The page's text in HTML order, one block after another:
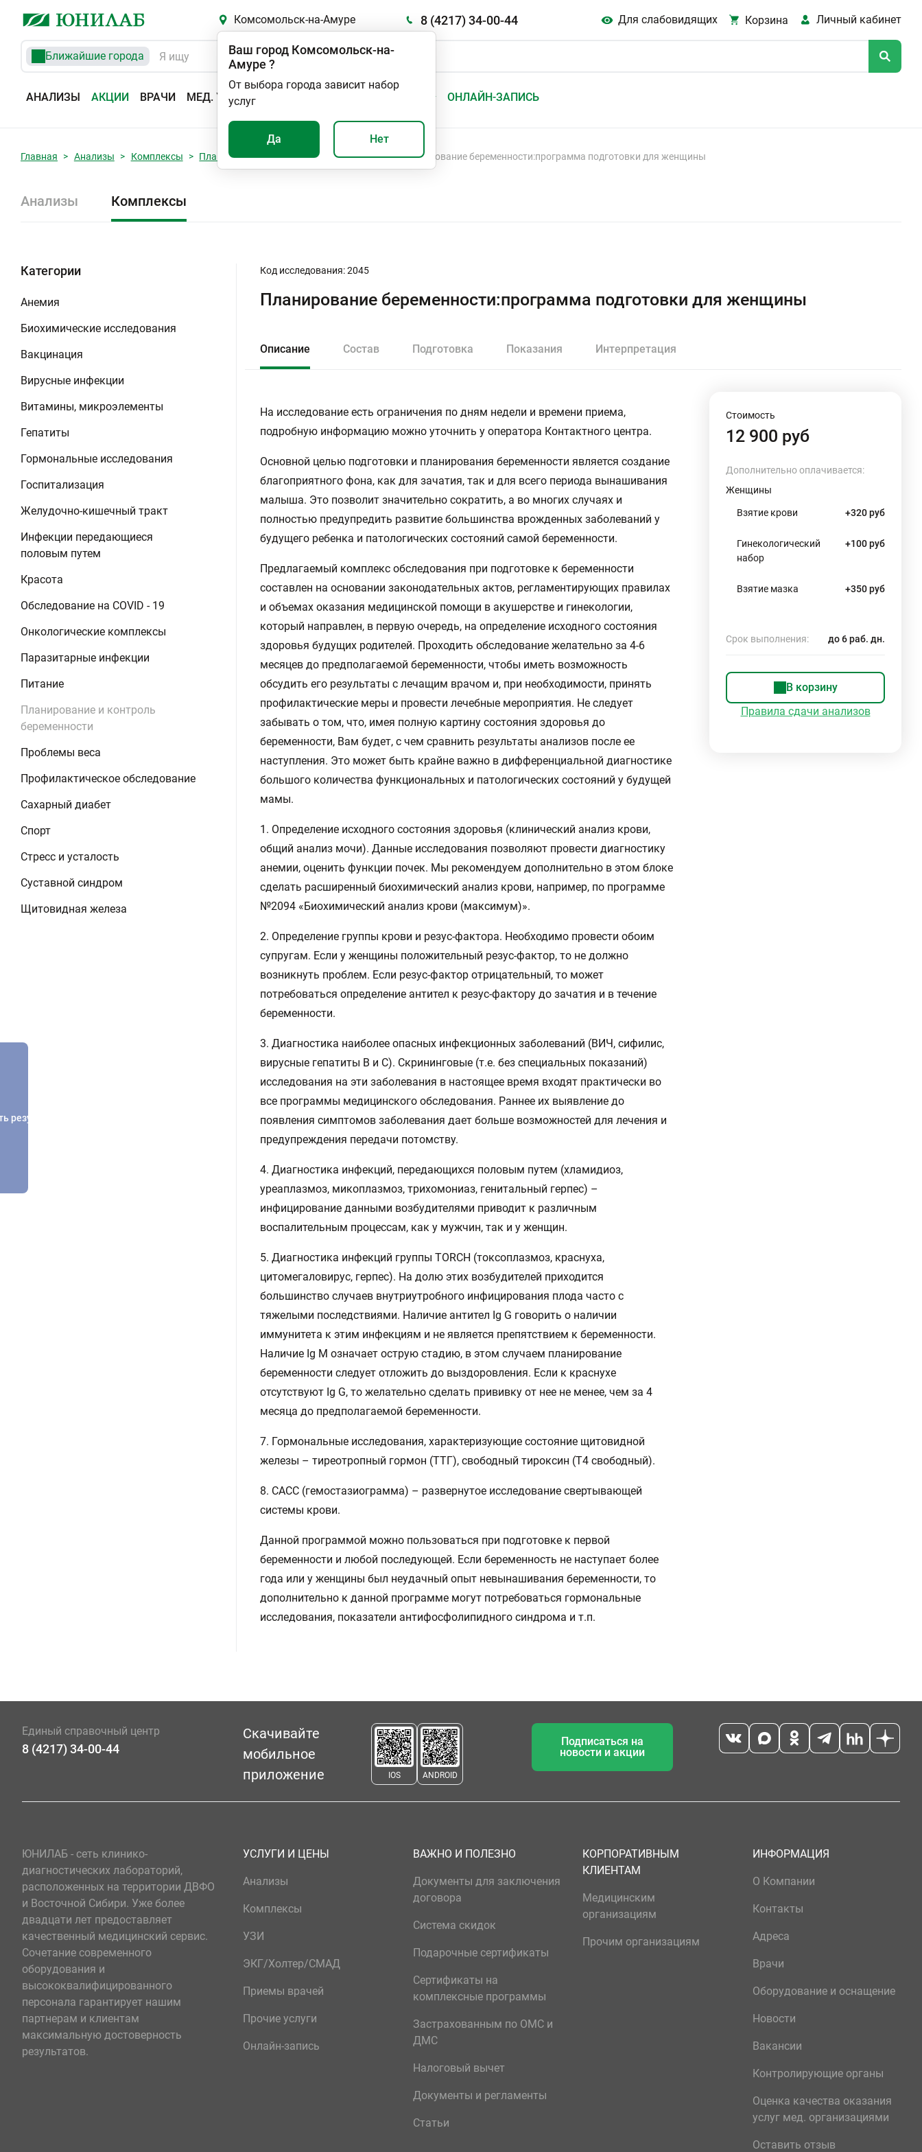
Комсомольск-на-Амуре 8 (4217) 34-00-44 Для слабовидящих Корзина Личный кабинет
Ближайшие города
АНАЛИЗЫ АКЦИИ ВРАЧИ МЕД. УСЛУГИ ОНЛАЙН-ЗАПИСЬ
Ваш город Комсомольск-на-
Амуре ?
От выбора города зависит набор
услуг
Да Нет
Главная Анализы Комплексы Планирование и контроль беременности Планирование беременности:программа подготовки для женщины
Анализы Комплексы
Категории
Анемия
Биохимические исследования
Вакцинация
Вирусные инфекции
Витамины, микроэлементы
Гепатиты
Гормональные исследования
Госпитализация
Желудочно-кишечный тракт
Инфекции передающиеся
половым путем
Красота
Обследование на COVID - 19
Онкологические комплексы
Паразитарные инфекции
Питание
Планирование и контроль
беременности
Проблемы веса
Профилактическое обследование
Сахарный диабет
Спорт
Стресс и усталость
Суставной синдром
Щитовидная железа
Код исследования: 2045
Планирование беременности:программа подготовки для женщины
Описание Состав Подготовка Показания Интерпретация
На исследование есть ограничения по дням недели и времени приема,
подробную информацию можно уточнить у оператора Контактного центра.
Основной целью подготовки и планирования беременности является создание
благоприятного фона, как для зачатия, так и для всего периода вынашивания
малыша. Это позволит значительно сократить, а во многих случаях и
полностью предупредить развитие большинства врожденных заболеваний у
будущего ребенка и патологических состояний самой беременности.
Предлагаемый комплекс обследования при подготовке к беременности
составлен на основании законодательных актов, регламентирующих правилах
и объемах оказания медицинской помощи в акушерстве и гинекологии,
который направлен, в первую очередь, на определение исходного состояния
здоровья будущих родителей. Проходить обследование желательно за 4-6
месяцев до предполагаемой беременности, чтобы иметь возможность
обсудить его результаты с лечащим врачом и, при необходимости, принять
профилактические меры и провести лечебные мероприятия. Не следует
забывать о том, что, имея полную картину состояния здоровья до
беременности, Вам будет, с чем сравнить результаты анализов после ее
наступления. Это может быть крайне важно в дифференциальной диагностике
большого количества функциональных и патологических состояний у будущей
мамы.
1. Определение исходного состояния здоровья (клинический анализ крови,
общий анализ мочи). Данные исследования позволяют провести диагностику
анемии, оценить функции почек. Мы рекомендуем дополнительно в этом блоке
сделать расширенный биохимический анализ крови, например, по программе
№2094 «Биохимический анализ крови (максимум)».
2. Определение группы крови и резус-фактора. Необходимо провести обоим
супругам. Если у женщины положительный резус-фактор, то не должно
возникнуть проблем. Если резус-фактор отрицательный, то может
потребоваться определение антител к резус-фактору до зачатия и в течение
беременности.
3. Диагностика наиболее опасных инфекционных заболеваний (ВИЧ, сифилис,
вирусные гепатиты В и С). Скрининговые (т.е. без специальных показаний)
исследования на эти заболевания в настоящее время входят практически во
все программы медицинского обследования. Раннее их выявление до
появления симптомов заболевания дает больше возможностей для лечения и
предупреждения передачи потомству.
4. Диагностика инфекций, передающихся половым путем (хламидиоз,
уреаплазмоз, микоплазмоз, трихомониаз, генитальный герпес) –
инфицирование данными возбудителями приводит к различным
воспалительным процессам, как у мужчин, так и у женщин.
5. Диагностика инфекций группы ТОRCH (токсоплазмоз, краснуха,
цитомегаловирус, герпес). На долю этих возбудителей приходится
большинство случаев внутриутробного инфицирования плода часто с
тяжелыми последствиями. Наличие антител Ig G говорить о наличии
иммунитета к этим инфекциям и не является препятствием к беременности.
Наличие Ig М означает острую стадию, в этом случаем планирование
беременности следует отложить до выздоровления. Если к краснухе
отсутствуют Ig G, то желательно сделать прививку от нее не менее, чем за 4
месяца до предполагаемой беременности.
7. Гормональные исследования, характеризующие состояние щитовидной
железы – тиреотропный гормон (ТТГ), свободный тироксин (Т4 свободный).
8. САСС (гемостазиограмма) – развернутое исследование свертывающей
системы крови.
Данной программой можно пользоваться при подготовке к первой
беременности и любой последующей. Если беременность не наступает более
года или у женщины был неудачный опыт невынашивания беременности, то
дополнительно к данной программе могут потребоваться гормональные
исследования, показатели антифосфолипидного синдрома и т.п.
Стоимость
12 900 руб
Дополнительно оплачивается:
Женщины
Взятие крови +320 руб
Гинекологический
набор
+100 руб
Взятие мазка +350 руб
Срок выполнения: до 6 раб. дн.
В корзину
Правила сдачи анализов
результатов
Единый справочный центр
8 (4217) 34-00-44
Скачивайте
мобильное
приложение
IOS ANDROID
Подписаться на
новости и акции
ЮНИЛАБ - сеть клинико-
диагностических лабораторий,
расположенных на территории ДВФО
и Восточной Сибири. Уже более
двадцати лет предоставляет
качественный медицинский сервис.
Сочетание современного
оборудования и
высококвалифицированного
персонала гарантирует нашим
партнерам и клиентам
максимальную достоверность
результатов.
УСЛУГИ И ЦЕНЫ
Анализы
Комплексы
УЗИ
ЭКГ/Холтер/СМАД
Приемы врачей
Прочие услуги
Онлайн-запись
ВАЖНО И ПОЛЕЗНО
Документы для заключения
договора
Система скидок
Подарочные сертификаты
Сертификаты на
комплексные программы
Застрахованным по ОМС и
ДМС
Налоговый вычет
Документы и регламенты
Статьи
КОРПОРАТИВНЫМ
КЛИЕНТАМ
Медицинским
организациям
Прочим организациям
ИНФОРМАЦИЯ
О Компании
Контакты
Адреса
Врачи
Оборудование и оснащение
Новости
Вакансии
Контролирующие органы
Оценка качества оказания
услуг мед. организациями
Оставить отзыв